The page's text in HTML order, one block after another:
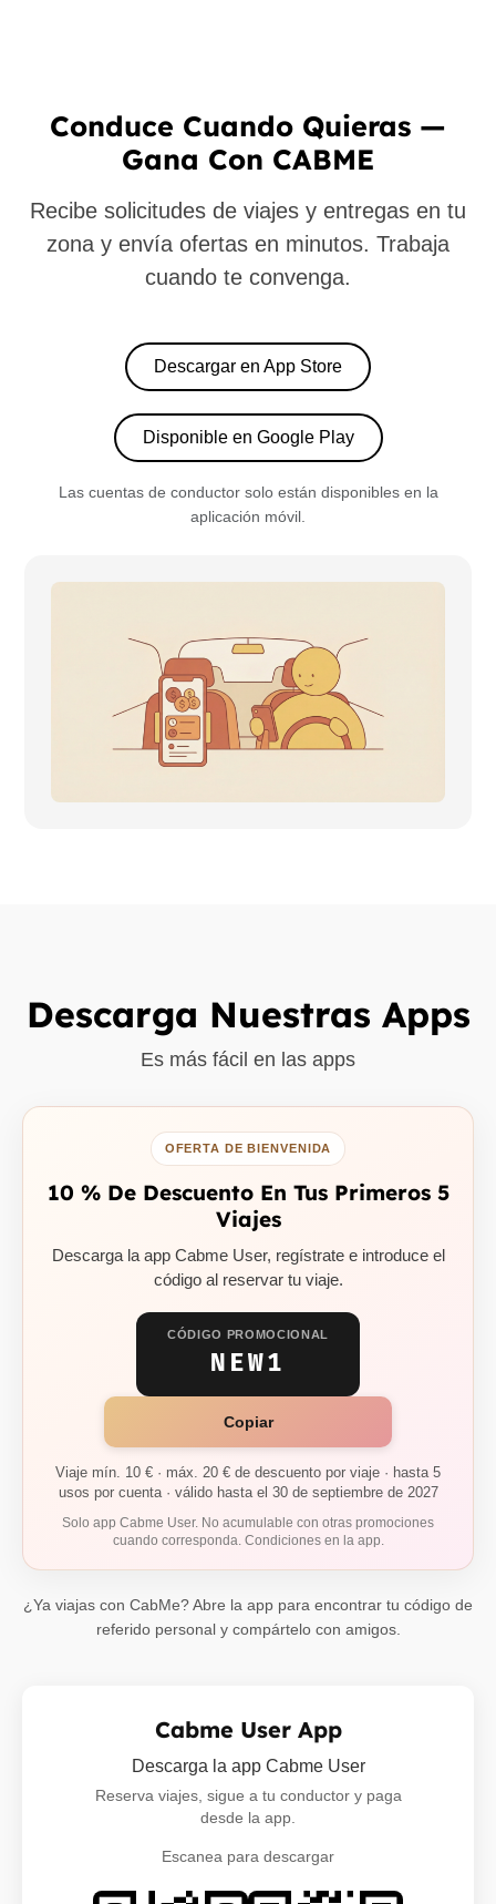
Conduce Cuando Quieras —
Gana Con CABME
Recibe solicitudes de viajes y entregas en tu
zona y envía ofertas en minutos. Trabaja
cuando te convenga.
Descargar en App Store
Disponible en Google Play
Las cuentas de conductor solo están disponibles en la
aplicación móvil.
Descarga Nuestras Apps
Es más fácil en las apps
OFERTA DE BIENVENIDA
10 % De Descuento En Tus Primeros 5
Viajes
Descarga la app Cabme User, regístrate e introduce el
código al reservar tu viaje.
CÓDIGO PROMOCIONAL
NEW1
Copiar
Viaje mín. 10 € · máx. 20 € de descuento por viaje · hasta 5
usos por cuenta · válido hasta el 30 de septiembre de 2027
Solo app Cabme User. No acumulable con otras promociones
cuando corresponda. Condiciones en la app.
¿Ya viajas con CabMe? Abre la app para encontrar tu código de
referido personal y compártelo con amigos.
Cabme User App
Descarga la app Cabme User
Reserva viajes, sigue a tu conductor y paga
desde la app.
Escanea para descargar